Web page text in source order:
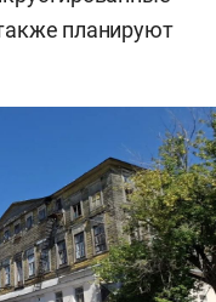
планируют